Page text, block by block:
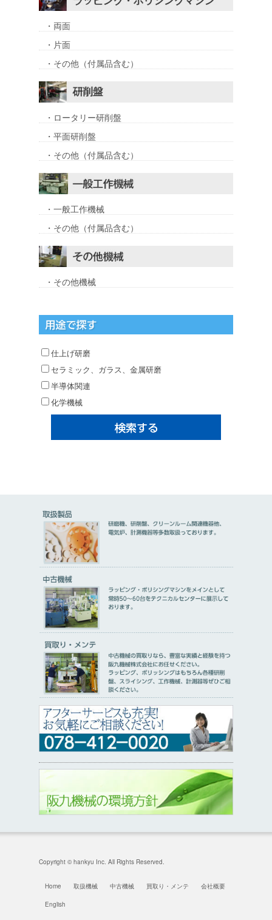
・両面
・片面
・その他（付属品含む）
・ロータリー研削盤
・平面研削盤
・その他（付属品含む）
・一般工作機械
・その他（付属品含む）
・その他機械
仕上げ研磨
セラミック、ガラス、金属研磨
半導体関連
化学機械
Copyright © hankyu Inc. All Rights Reserved.
Home 取扱機械 中古機械 買取り・メンテ 会社概要
English